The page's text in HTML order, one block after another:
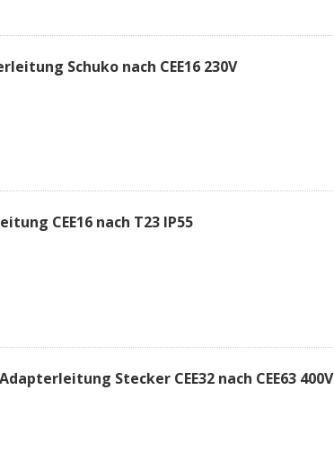
Schuko nach CEE16 230V
CEE16 nach T23 IP55
Adapterleitung Stecker CEE32 nach CEE63 400V